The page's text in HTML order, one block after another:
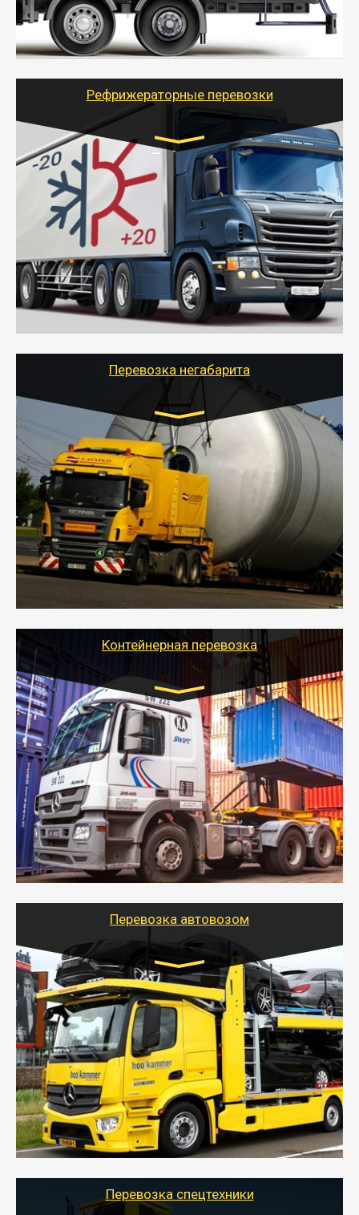
грузоперевозки для физлиц, ИП и юрлиц обходятся
дешевле.
- Тайгер Логистик организует доставку
крупногабаритных и личных вещей по нужному
для погрузочно-разгрузочных работ при перевозке.
Рефрижераторные перевозки
Транспорт:
Газель (1,5 и 3 тонны), Бычок, Еврофура от 5 до
10 тонн
от 6000 руб.
- Рефрижераторные перевозки грузов с
соблюдением температурного режима, работающим
термописцем, санитарной обработкой кузова и мед.
книжкой у водителя.
- Тайгер Логистик поможет быстро перевезти
скоропортящиеся продукты в любой город России с
Перевозка негабарита
Цена за км. Рассчитывается
индивидуально
- Перевозка техники и негабаритных грузов
осуществляется после получения разрешения на
перевозку (обычно 7-14 дней).
- Тайгер Логистик в короткие сроки поможет вам
качественно и безопасно перевезти негабаритные
грузы по всей России тралом, манипулятором и
другим транспортом и подобрать оптимальный
Контейнерная перевозка
Цена за км. Рассчитывается
индивидуально
- Контейнерные грузоперевозки на специальном
оборудованном транспорте быстро, качественно и
безопасно.
- Наша транспортная компания поможет
организовать доставку в порт и из порта
стандартных контейнеров на контейнеровозе,
шаландах и площадках (открытых кузовах),
используя надежные крепления.
Перевозка автовозом
Цена за км. Рассчитывается
индивидуально
- Перевозка автовозом от Тайгер Логистик – это
быстрый и безопасный способ доставить несколько
легковых автомобилей за одну поездку в другой
город.
- Наша транспортная компания организует доставку
машин автовозом, подобрав оптимальный маршрут с
учетом всех особенности по пути следования.
Перевозка спецтехники